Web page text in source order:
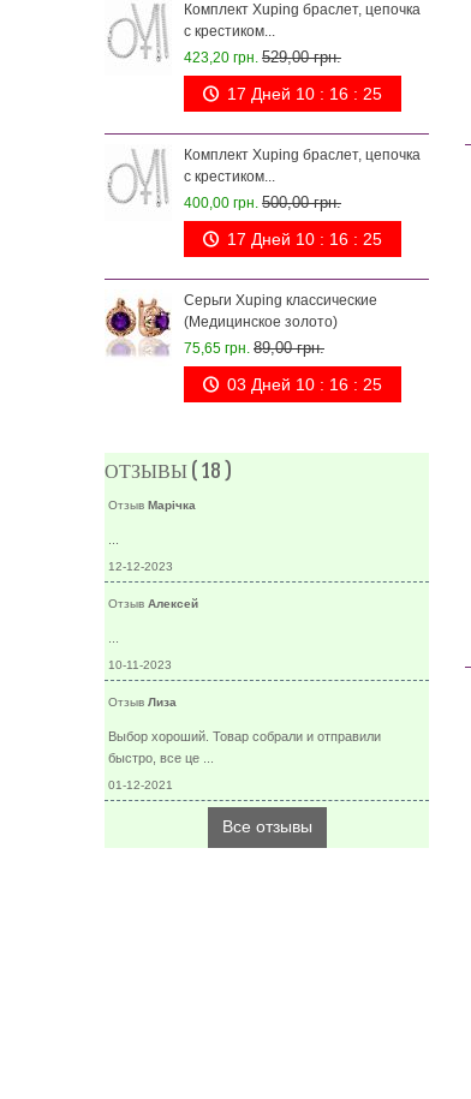
Комплект Xuping браслет, цепочка
с крестиком...
423,20 грн. 529,00 грн.
17 Дней 10 : 16 : 24
Комплект Xuping браслет, цепочка
с крестиком...
400,00 грн. 500,00 грн.
17 Дней 10 : 16 : 24
Серьги Xuping классические
(Медицинское золото)
75,65 грн. 89,00 грн.
03 Дней 10 : 16 : 24
ОТЗЫВЫ ( 18 )
Отзыв Марічка
12-12-2023
Отзыв Алексей
10-11-2023
Отзыв Лиза
Выбор хороший. Товар собрали и отправили
быстро, все це ...
01-12-2021
Все отзывы